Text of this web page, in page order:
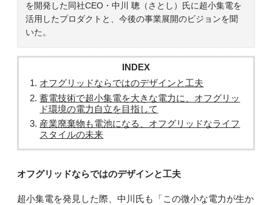
を開発した同社CEO・中川 聰（さとし）氏に超小集電を
活用したプロダクトと、今後の事業展開のビジョンを聞
いた。
INDEX
オフグリッドならではのデザインと工夫
蓄電技術で超小集電を大きな電力に、オフグリッ
ド環境の電力自立を目指して
産業廃棄物も電池になる、オフグリッドなライフ
スタイルの未来
オフグリッドならではのデザインと工夫
超小集電を発見した際、中川氏も「この微小な電力が生か